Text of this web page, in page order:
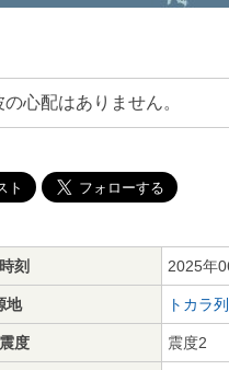
心配はありません。
刻 2025年
地 トカラ
度 震度2